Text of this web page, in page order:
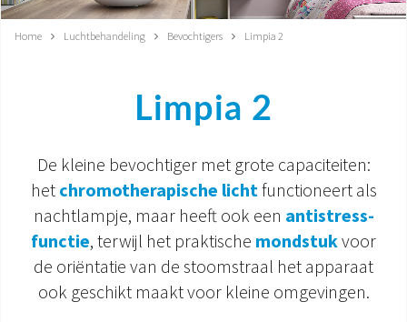
VERWARMING
CONTACTEN
WERELD OS
DOCUMENTATIE PRODUCTEN
Home Luchtbehandeling Bevochtigers Limpia 2
Limpia 2
De kleine bevochtiger met grote capaciteiten:
het chromotherapische lichtfunctioneert als
nachtlampje, maar heeft ook een antistress-
functie, terwijl het praktische mondstukvoor
de oriëntatie van de stoomstraal het apparaat
ook geschikt maakt voor kleine omgevingen.